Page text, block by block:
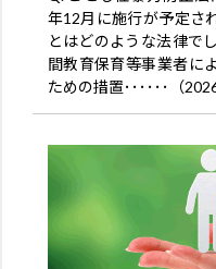
年12月に施行が予定さ
とはどのような法律で
間教育保育等事業者に
ための措置･･････（